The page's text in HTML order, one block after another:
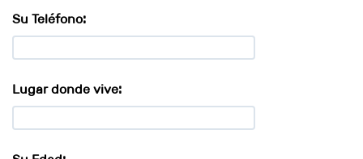
Su Teléfono:
Lugar donde vive: